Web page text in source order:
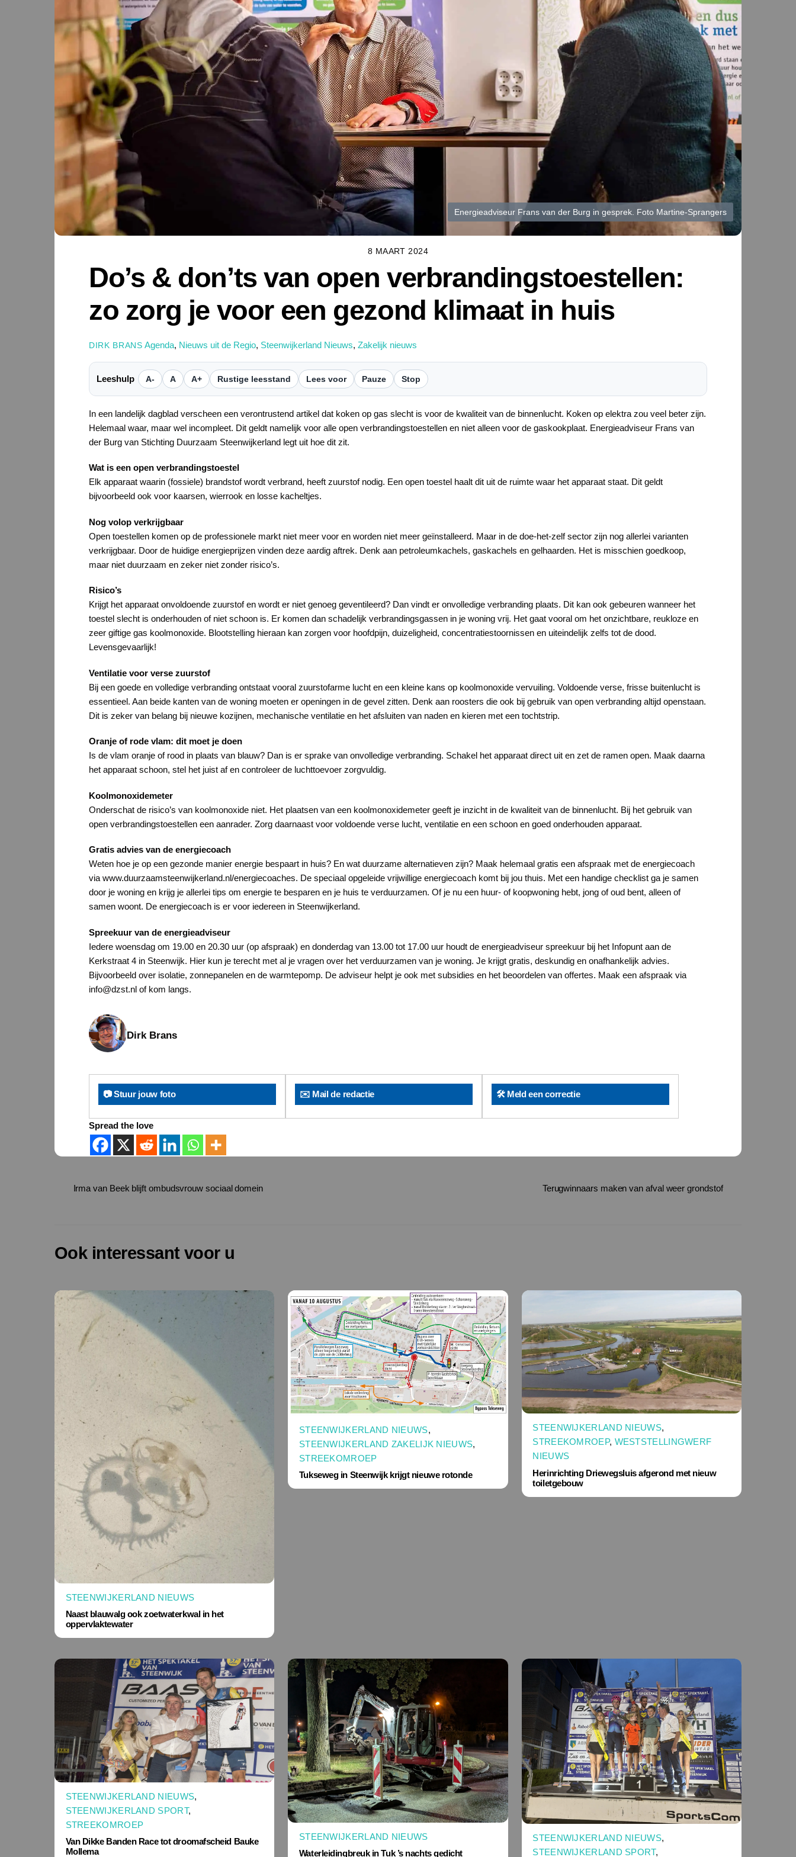
Energieadviseur Frans van der Burg in gesprek. Foto Martine-Sprangers
8 MAART 2024
Do’s & don’ts van open verbrandingstoestellen:
zo zorg je voor een gezond klimaat in huis
DIRK BRANS Agenda, Nieuws uit de Regio, Steenwijkerland Nieuws, Zakelijk nieuws
Leeshulp A- A A+ Rustige leesstand Lees voor Pauze Stop
In een landelijk dagblad verscheen een verontrustend artikel dat koken op gas slecht is voor de kwaliteit van de binnenlucht. Koken op elektra zou veel beter zijn.
Helemaal waar, maar wel incompleet. Dit geldt namelijk voor alle open verbrandingstoestellen en niet alleen voor de gaskookplaat. Energieadviseur Frans van
der Burg van Stichting Duurzaam Steenwijkerland legt uit hoe dit zit.
Wat is een open verbrandingstoestel
Elk apparaat waarin (fossiele) brandstof wordt verbrand, heeft zuurstof nodig. Een open toestel haalt dit uit de ruimte waar het apparaat staat. Dit geldt
bijvoorbeeld ook voor kaarsen, wierrook en losse kacheltjes.
Nog volop verkrijgbaar
Open toestellen komen op de professionele markt niet meer voor en worden niet meer geïnstalleerd. Maar in de doe-het-zelf sector zijn nog allerlei varianten
verkrijgbaar. Door de huidige energieprijzen vinden deze aardig aftrek. Denk aan petroleumkachels, gaskachels en gelhaarden. Het is misschien goedkoop,
maar niet duurzaam en zeker niet zonder risico’s.
Risico’s
Krijgt het apparaat onvoldoende zuurstof en wordt er niet genoeg geventileerd? Dan vindt er onvolledige verbranding plaats. Dit kan ook gebeuren wanneer het
toestel slecht is onderhouden of niet schoon is. Er komen dan schadelijk verbrandingsgassen in je woning vrij. Het gaat vooral om het onzichtbare, reukloze en
zeer giftige gas koolmonoxide. Blootstelling hieraan kan zorgen voor hoofdpijn, duizeligheid, concentratiestoornissen en uiteindelijk zelfs tot de dood.
Levensgevaarlijk!
Ventilatie voor verse zuurstof
Bij een goede en volledige verbranding ontstaat vooral zuurstofarme lucht en een kleine kans op koolmonoxide vervuiling. Voldoende verse, frisse buitenlucht is
essentieel. Aan beide kanten van de woning moeten er openingen in de gevel zitten. Denk aan roosters die ook bij gebruik van open verbranding altijd openstaan.
Dit is zeker van belang bij nieuwe kozijnen, mechanische ventilatie en het afsluiten van naden en kieren met een tochtstrip.
Oranje of rode vlam: dit moet je doen
Is de vlam oranje of rood in plaats van blauw? Dan is er sprake van onvolledige verbranding. Schakel het apparaat direct uit en zet de ramen open. Maak daarna
het apparaat schoon, stel het juist af en controleer de luchttoevoer zorgvuldig.
Koolmonoxidemeter
Onderschat de risico’s van koolmonoxide niet. Het plaatsen van een koolmonoxidemeter geeft je inzicht in de kwaliteit van de binnenlucht. Bij het gebruik van
open verbrandingstoestellen een aanrader. Zorg daarnaast voor voldoende verse lucht, ventilatie en een schoon en goed onderhouden apparaat.
Gratis advies van de energiecoach
Weten hoe je op een gezonde manier energie bespaart in huis? En wat duurzame alternatieven zijn? Maak helemaal gratis een afspraak met de energiecoach
via www.duurzaamsteenwijkerland.nl/energiecoaches. De speciaal opgeleide vrijwillige energiecoach komt bij jou thuis. Met een handige checklist ga je samen
door je woning en krijg je allerlei tips om energie te besparen en je huis te verduurzamen. Of je nu een huur- of koopwoning hebt, jong of oud bent, alleen of
samen woont. De energiecoach is er voor iedereen in Steenwijkerland.
Spreekuur van de energieadviseur
Iedere woensdag om 19.00 en 20.30 uur (op afspraak) en donderdag van 13.00 tot 17.00 uur houdt de energieadviseur spreekuur bij het Infopunt aan de
Kerkstraat 4 in Steenwijk. Hier kun je terecht met al je vragen over het verduurzamen van je woning. Je krijgt gratis, deskundig en onafhankelijk advies.
Bijvoorbeeld over isolatie, zonnepanelen en de warmtepomp. De adviseur helpt je ook met subsidies en het beoordelen van offertes. Maak een afspraak via
info@dzst.nl of kom langs.
Dirk Brans
📷 Stuur jouw foto ✉️ Mail de redactie 🛠️ Meld een correctie
Spread the love
Irma van Beek blijft ombudsvrouw sociaal domein Terugwinnaars maken van afval weer grondstof
Ook interessant voor u
STEENWIJKERLAND NIEUWS
Naast blauwalg ook zoetwaterkwal in het
oppervlaktewater
STEENWIJKERLAND NIEUWS,
STEENWIJKERLAND ZAKELIJK NIEUWS,
STREEKOMROEP
Tukseweg in Steenwijk krijgt nieuwe rotonde
STEENWIJKERLAND NIEUWS,
STREEKOMROEP, WESTSTELLINGWERF
NIEUWS
Herinrichting Driewegsluis afgerond met nieuw
toiletgebouw
STEENWIJKERLAND NIEUWS,
STEENWIJKERLAND SPORT,
STREEKOMROEP
Van Dikke Banden Race tot droomafscheid Bauke
Mollema
STEENWIJKERLAND NIEUWS
Waterleidingbreuk in Tuk ’s nachts gedicht
STEENWIJKERLAND NIEUWS,
STEENWIJKERLAND SPORT,